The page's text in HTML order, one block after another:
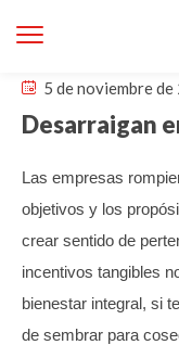
5 de noviembre
Desarraigan
Las empresas
objetivos y los
crear sentido de
incentivos tangibles
bienestar integral, si
de sembrar para